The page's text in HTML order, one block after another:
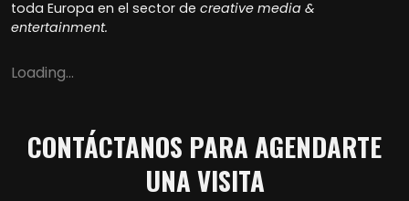
toda Europa en el sector de creative media &
entertainment.
Loading...
CONTÁCTANOS PARA AGENDARTE
UNA VISITA